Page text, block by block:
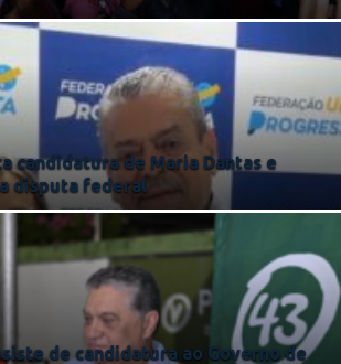
candidatura de Maria Dantas e
disputa federal
de candidatura ao Governo de